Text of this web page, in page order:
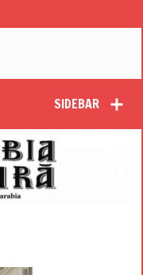
SIDEBAR